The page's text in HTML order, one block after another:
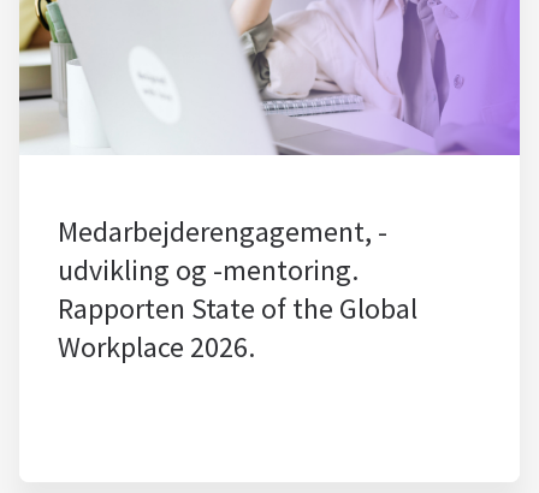
Medarbejderengagement, -
udvikling og -mentoring.
Rapporten State of the Global
Workplace 2026.